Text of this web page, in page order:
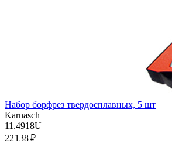
Набор борфрез твердосплавных, 5 шт
Karnasch
11.4918U
22 138 ₽